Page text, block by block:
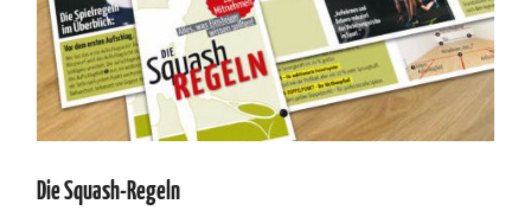
Die Squash-Regeln